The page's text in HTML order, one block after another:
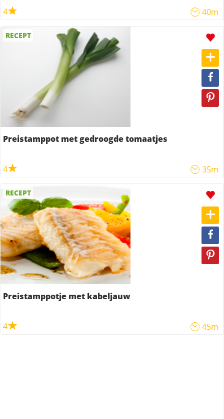
4 40m
RECEPT
Preistamppot met gedroogde tomaatjes
4 35m
RECEPT
Preistamppotje met kabeljauw
4 45m